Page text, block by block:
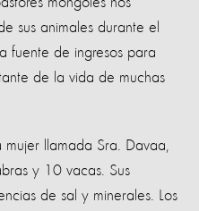
sus animales durante el
fuente de ingresos para
de la vida de muchas
mujer llamada Sra. Davaa,
y 10 vacas. Sus
de sal y minerales. Los